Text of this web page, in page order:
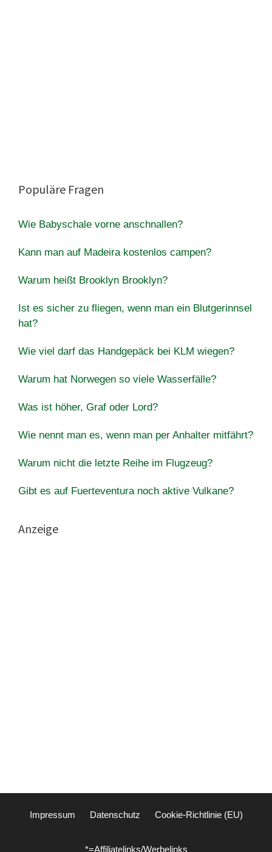
Populäre Fragen
Wie Babyschale vorne anschnallen?
Kann man auf Madeira kostenlos campen?
Warum heißt Brooklyn Brooklyn?
Ist es sicher zu fliegen, wenn man ein Blutgerinnsel
hat?
Wie viel darf das Handgepäck bei KLM wiegen?
Warum hat Norwegen so viele Wasserfälle?
Was ist höher, Graf oder Lord?
Wie nennt man es, wenn man per Anhalter mitfährt?
Warum nicht die letzte Reihe im Flugzeug?
Gibt es auf Fuerteventura noch aktive Vulkane?
Anzeige
Impressum Datenschutz Cookie-Richtlinie (EU)
*=Affiliatelinks/Werbelinks